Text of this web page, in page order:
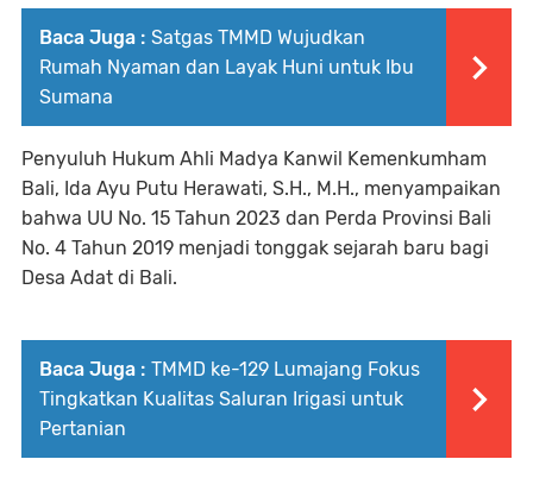
Baca Juga : Satgas TMMD Wujudkan
Rumah Nyaman dan Layak Huni untuk Ibu
Sumana
Penyuluh Hukum Ahli Madya Kanwil Kemenkumham
Bali, Ida Ayu Putu Herawati, S.H., M.H., menyampaikan
bahwa UU No. 15 Tahun 2023 dan Perda Provinsi Bali
No. 4 Tahun 2019 menjadi tonggak sejarah baru bagi
Desa Adat di Bali.
Baca Juga : TMMD ke-129 Lumajang Fokus
Tingkatkan Kualitas Saluran Irigasi untuk
Pertanian